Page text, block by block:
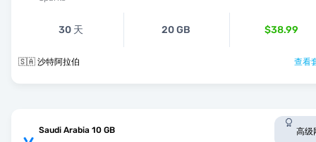
30 天 20 GB $38.99
🇸🇦 沙特阿拉伯 查看
Saudi Arabia 10 GB 高级